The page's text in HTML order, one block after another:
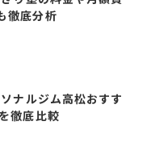
徹底分析
ナルジム高松おすす
徹底比較